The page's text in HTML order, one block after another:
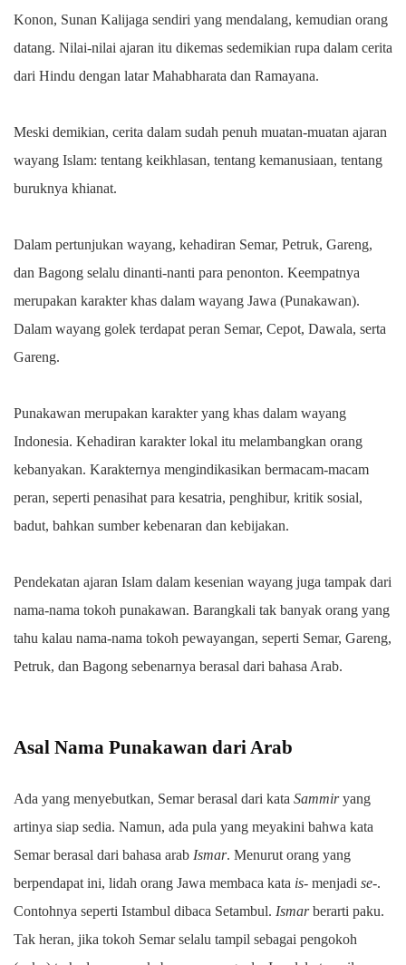
Konon, Sunan Kalijaga sendiri yang mendalang, kemudian orang
datang. Nilai-nilai ajaran itu dikemas sedemikian rupa dalam cerita
dari Hindu dengan latar Mahabharata dan Ramayana.
Meski demikian, cerita dalam sudah penuh muatan-muatan ajaran
wayang Islam: tentang keikhlasan, tentang kemanusiaan, tentang
buruknya khianat.
Dalam pertunjukan wayang, kehadiran Semar, Petruk, Gareng,
dan Bagong selalu dinanti-nanti para penonton. Keempatnya
merupakan karakter khas dalam wayang Jawa (Punakawan).
Dalam wayang golek terdapat peran Semar, Cepot, Dawala, serta
Gareng.
Punakawan merupakan karakter yang khas dalam wayang
Indonesia. Kehadiran karakter lokal itu melambangkan orang
kebanyakan. Karakternya mengindikasikan bermacam-macam
peran, seperti penasihat para kesatria, penghibur, kritik sosial,
badut, bahkan sumber kebenaran dan kebijakan.
Pendekatan ajaran Islam dalam kesenian wayang juga tampak dari
nama-nama tokoh punakawan. Barangkali tak banyak orang yang
tahu kalau nama-nama tokoh pewayangan, seperti Semar, Gareng,
Petruk, dan Bagong sebenarnya berasal dari bahasa Arab.
Asal Nama Punakawan dari Arab
Ada yang menyebutkan, Semar berasal dari kata Sammiryang
artinya siap sedia. Namun, ada pula yang meyakini bahwa kata
Semar berasal dari bahasa arab Ismar. Menurut orang yang
berpendapat ini, lidah orang Jawa membaca kata is- menjadi se-.
Contohnya seperti Istambul dibaca Setambul. Ismarberarti paku.
Tak heran, jika tokoh Semar selalu tampil sebagai pengokoh